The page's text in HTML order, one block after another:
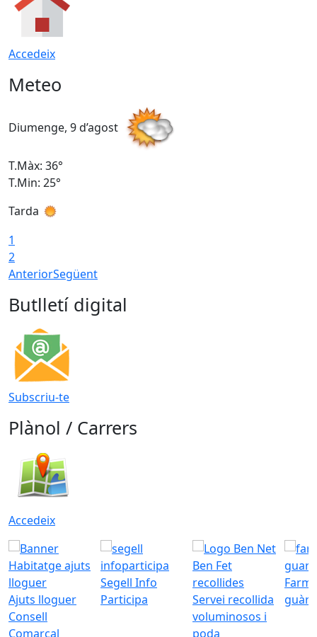
Accedeix
Meteo
Diumenge, 9 d’agost
T.Màx: 36°
T.Min: 25°
Tarda
1
2
AnteriorSegüent
Butlletí digital
Subscriu-te
Plànol / Carrers
Accedeix
Ajuts lloguer
Consell
Comarcal
Segell Info
Participa
Servei recollida
voluminosos i
poda